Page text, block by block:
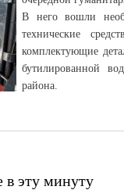
В него вошли
технические
комплектующие
бутилированной
района.
эту минуту